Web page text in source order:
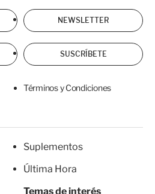
NEWSLETTER
SUSCRÍBETE
Términos y Condiciones
Suplementos
Última Hora
Temas de interés